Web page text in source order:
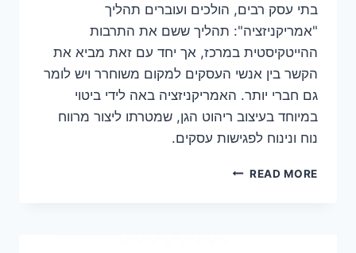
בתי עסק רבים, הולכים ועוברים תהליך
"אמריקניזציה": תהליך ששם את התרבות
ההייטקיסטית במרכז, אך יחד עם זאת מביא את
הקשר בין אנשי העסקים למקום משוחרר ויש לומר
גם חברי יותר. האמריקניזציה באה לידי ביטוי
במיוחד בעיצוב ריהוט הגן, שמטרתו ליצור מרווח
נוח ונינוח לפגישות עסקים.
READ MOREריהוט